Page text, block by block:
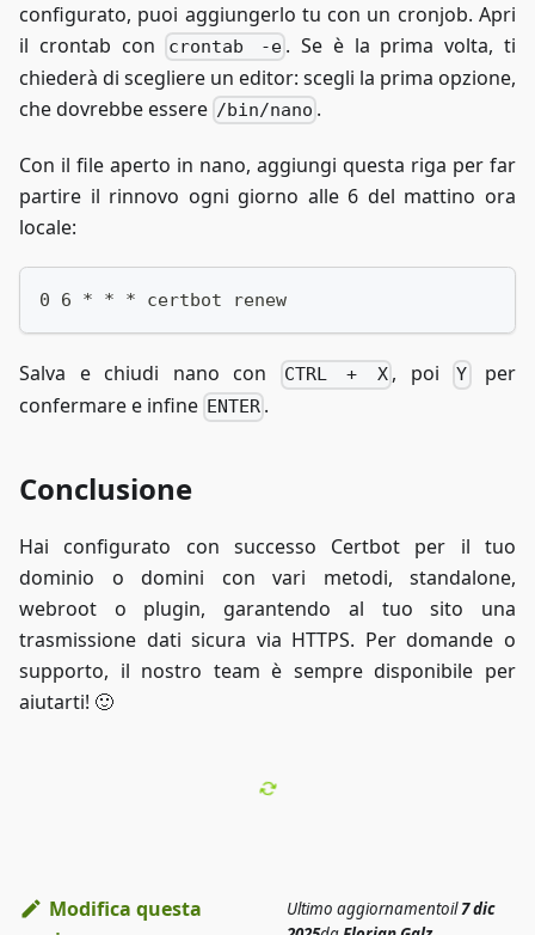
configurato, puoi aggiungerlo tu con un cronjob. Apri
il crontab con
crontab -e . Se è la prima volta, ti
chiederà di scegliere un editor: scegli la prima opzione,
che dovrebbe essere /bin/nano .
Con il file aperto in nano, aggiungi questa riga per far
partire il rinnovo ogni giorno alle 6 del mattino ora
locale:
0 6 * * * certbot renew
Salva e chiudi nano con CTRL + X , poi Y
per
confermare e infine ENTER .
Conclusione
Hai configurato con successo Certbot per il tuo
dominio o domini con vari metodi, standalone,
webroot o plugin, garantendo al tuo sito una
trasmissione dati sicura via HTTPS. Per domande o
supporto, il nostro team è sempre disponibile per
aiutarti! 🙂
Modifica questa
Ultimo aggiornamentoil7 dic